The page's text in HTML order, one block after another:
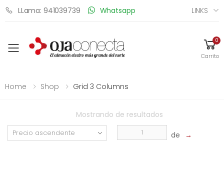
LLama: 941039739 Whatsapp LINKS
Toggle mobile menu
0
Carrito
Home Shop Grid 3 Columns
Mostrando de resultados
de →